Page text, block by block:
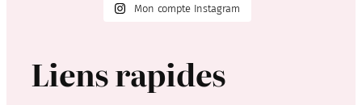
Mon compte Instagram
Liens rapides